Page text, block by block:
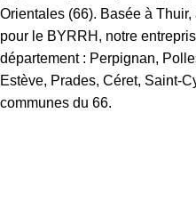
Orientales (66). Basée à
pour le BYRRH, notre
département : Perpignan,
Estève, Prades, Céret, Saint-
communes du 66.